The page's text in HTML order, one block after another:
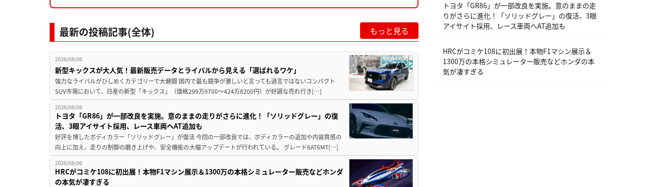
最新の投稿記事(全体) もっと見る
2026/08/06
新型キックスが大人気！最新販売データとライバルから見える「選ばれるワケ」
強力なライバルがひしめくカテゴリーで大健闘 国内で最も競争が激しいと言っても過言ではないコンパクト
SUV市場において、日産の新型「キックス」（価格299万9700～424万8200円）が好調な売れ行き[…]
2026/08/06
トヨタ「GR86」が一部改良を実施。意のままの走りがさらに進化！「ソリッドグレー」の復
活、3眼アイサイト採用、レース車両へAT追加も
好評を博したボディカラー「ソリッドグレー」が復活 今回の一部改良では、ボディカラーの追加や内装質感の
向上に加え、走りの制御の磨き上げや、安全機能の大幅アップデートが行われている。 グレード6AT6MT[…]
2026/08/06
HRCがコミケ108に初出展！本物F1マシン展示＆1300万の本格シミュレーター販売などホンダ
の本気が凄すぎる
トヨタ「GR86」が一部改良を実施。意のままの走
りがさらに進化！「ソリッドグレー」の復活、3眼
アイサイト採用、レース車両へAT追加も
HRCがコミケ108に初出展！本物F1マシン展示＆
1300万の本格シミュレーター販売などホンダの本
気が凄すぎる